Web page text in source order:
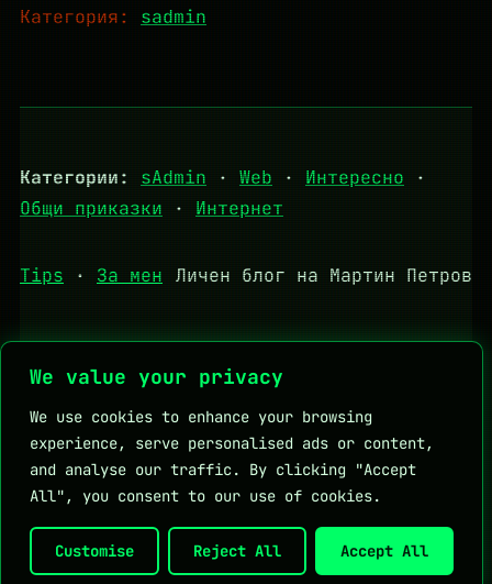
We value your privacy
We use cookies to enhance your browsing
experience, serve personalised ads or content,
and analyse our traffic. By clicking "Accept
All", you consent to our use of cookies.
Customise Reject All Accept All
Категория: sadmin
Категории: sAdmin · Web · Интересно ·
Общи приказки · Интернет
Tips · За мен Личен блог на Мартин Петров
Полезни връзки: DHStudio
Личен блог на Мартин Петров